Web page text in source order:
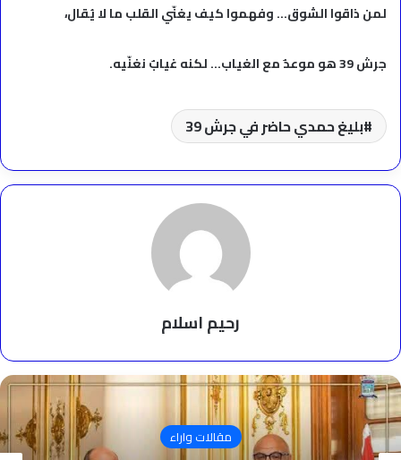
لمن ذاقوا الشوق… وفهموا كيف يغنّي القلب ما لا يُقال،
جرش 39 هو موعدٌ مع الغياب… لكنه غيابٌ نغنّيه.
بليغ حمدي حاضر في جرش 39
رحيم اسلام
مقالات واراء